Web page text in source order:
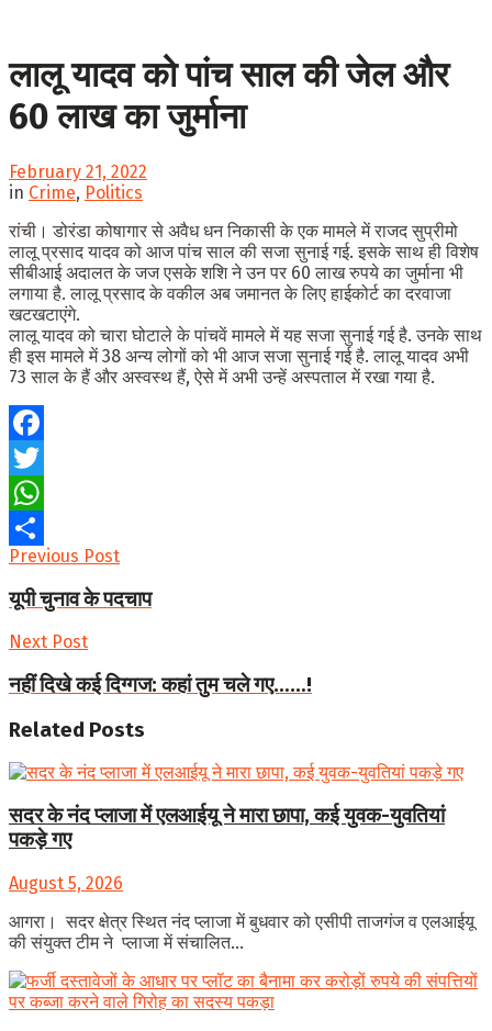
लालू यादव को पांच साल की जेल और
60 लाख का जुर्माना
February 21, 2022
in Crime, Politics
रांची। डोरंडा कोषागार से अवैध धन निकासी के एक मामले में राजद सुप्रीमो
लालू प्रसाद यादव को आज पांच साल की सजा सुनाई गई. इसके साथ ही विशेष
सीबीआई अदालत के जज एसके शशि ने उन पर 60 लाख रुपये का जुर्माना भी
लगाया है. लालू प्रसाद के वकील अब जमानत के लिए हाईकोर्ट का दरवाजा
खटखटाएंगे.
लालू यादव को चारा घोटाले के पांचवें मामले में यह सजा सुनाई गई है. उनके साथ
ही इस मामले में 38 अन्य लोगों को भी आज सजा सुनाई गई है. लालू यादव अभी
73 साल के हैं और अस्वस्थ हैं, ऐसे में अभी उन्हें अस्पताल में रखा गया है.
Facebook
Twitter
WhatsApp
Share
Previous Post
यूपी चुनाव के पदचाप
Next Post
नहीं दिखे कई दिग्गज: कहां तुम चले गए……!
Related Posts
सदर के नंद प्लाजा में एलआईयू ने मारा छापा, कई युवक-युवतियां
पकड़े गए
August 5, 2026
आगरा। सदर क्षेत्र स्थित नंद प्लाजा में बुधवार को एसीपी ताजगंज व एलआईयू
की संयुक्त टीम ने प्लाजा में संचालित...